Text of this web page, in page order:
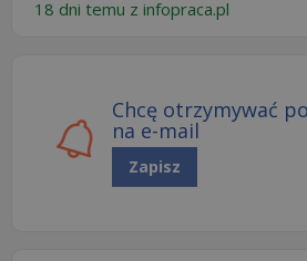
18 dni temu z infopraca.pl
Chcę otrzymywać
na e-mail
Zapisz